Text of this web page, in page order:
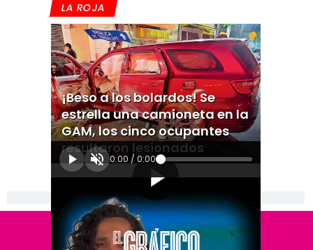
LA ROJA
¡Beso a los bolardos! Se
estrella una camioneta en la
GAM, los cinco ocupantes
resultaron lesionados
0:00 / 0:00
[Publicidad]